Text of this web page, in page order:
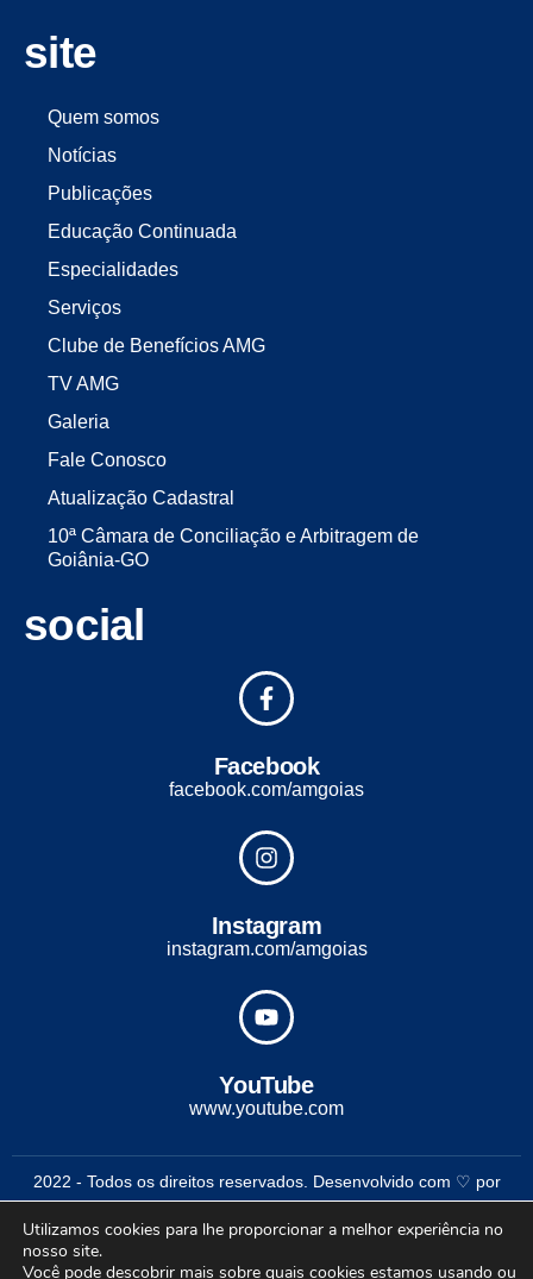
site
Quem somos
Notícias
Publicações
Educação Continuada
Especialidades
Serviços
Clube de Benefícios AMG
TV AMG
Galeria
Fale Conosco
Atualização Cadastral
10ª Câmara de Conciliação e Arbitragem de
Goiânia-GO
social
Facebook
facebook.com/amgoias
Instagram
instagram.com/amgoias
YouTube
www.youtube.com
2022 - Todos os direitos reservados. Desenvolvido com ♡ por
Conexão Soluções Corporativas
Utilizamos cookies para lhe proporcionar a melhor experiência no
nosso site.
Você pode descobrir mais sobre quais cookies estamos usando ou